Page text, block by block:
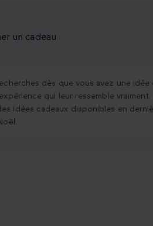
un cadeau
dès que vous avez une
qui leur ressemble
idées cadeaux disponibles en